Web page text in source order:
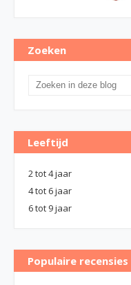
Zoeken
Leeftijd
2 tot 4 jaar
4 tot 6 jaar
6 tot 9 jaar
Populaire recensies